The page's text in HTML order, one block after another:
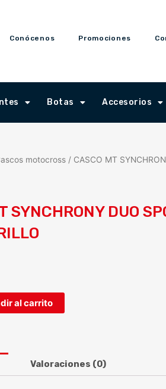
Conócenos Promociones
Botas Accesorios
motocross/ CASCO MT
SYNCHRONY DUO
al carrito
Valoraciones (0)